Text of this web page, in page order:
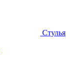
Стулья